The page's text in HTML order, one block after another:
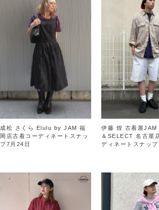
成松 さくら Elulu by JAM 福
岡店古着コーディネートスナッ
プ7月24日
伊藤 煌 古着屋JAM
＆SELECT 名古屋
ディネートスナッ